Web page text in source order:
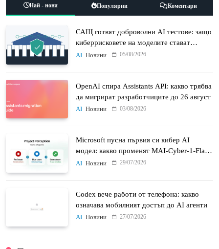
Най - нови Популярни Коментари
САЩ готвят доброволни AI тестове: защо
киберрисковете на моделите стават
политически въпрос
AI Новини 05/08/2026
OpenAI спира Assistants API: какво трябва
да мигрират разработчиците до 26 август
AI Новини 03/08/2026
Microsoft пусна първия си кибер AI
модел: какво променят MAI-Cyber-1-Flash
и Project Perception
AI Новини 29/07/2026
Codex вече работи от телефона: какво
означава мобилният достъп до AI агенти
AI Новини 27/07/2026